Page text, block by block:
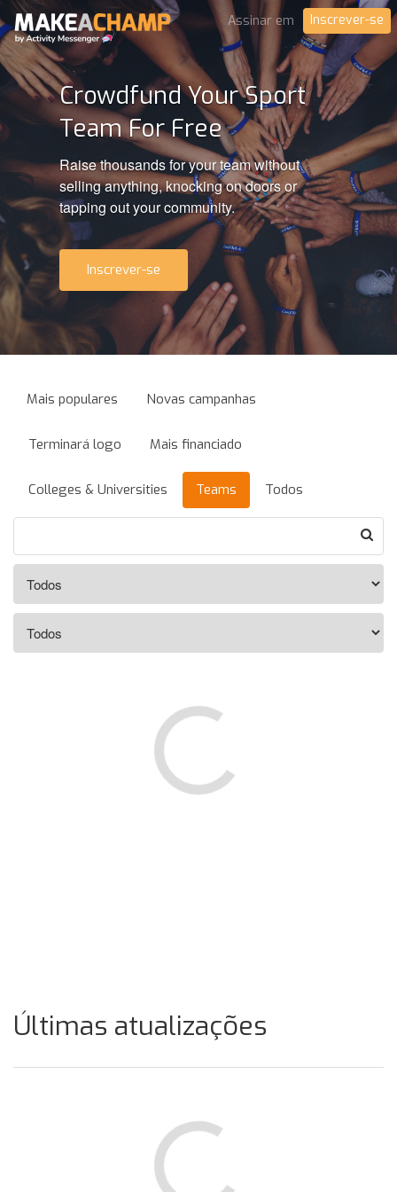
Assinar em Inscrever-se
Crowdfund Your Sport
Team For Free
Raise thousands for your team without
selling anything, knocking on doors or
tapping out your community.
Inscrever-se
Mais populares Novas campanhas
Terminará logo Mais financiado
Colleges & Universities Teams Todos
Últimas atualizações